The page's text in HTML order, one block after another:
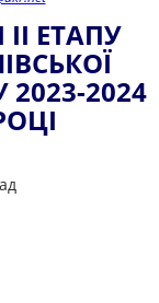
ЕТАПУ
2024